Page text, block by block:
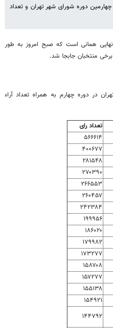
دوره شورای شهر تهران و تعداد
نهایی همانی است که صبح امروز به طور
منتخبان جابجا شد.
در دوره چهارم به همراه تعداد آراء
تعداد رای
۵۶۶۶۱۴
۴۰۰۶۷۷
۲۸۱۵۴۸
۲۷۰۳۹۰
۲۶۶۵۵۳
۲۶۰۴۵۷
۲۴۲۳۸۴
۱۹۹۹۵۶
۱۸۶۰۲۰
۱۷۹۹۸۲
۱۷۳۲۷۷
۱۵۸۷۰۸
۱۵۷۲۷۷
۱۵۵۱۳۸
۱۵۴۹۲۱
۱۴۴۷۹۲